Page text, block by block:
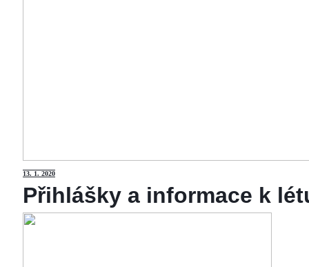
13. 1. 2020
Přihlášky a informace k